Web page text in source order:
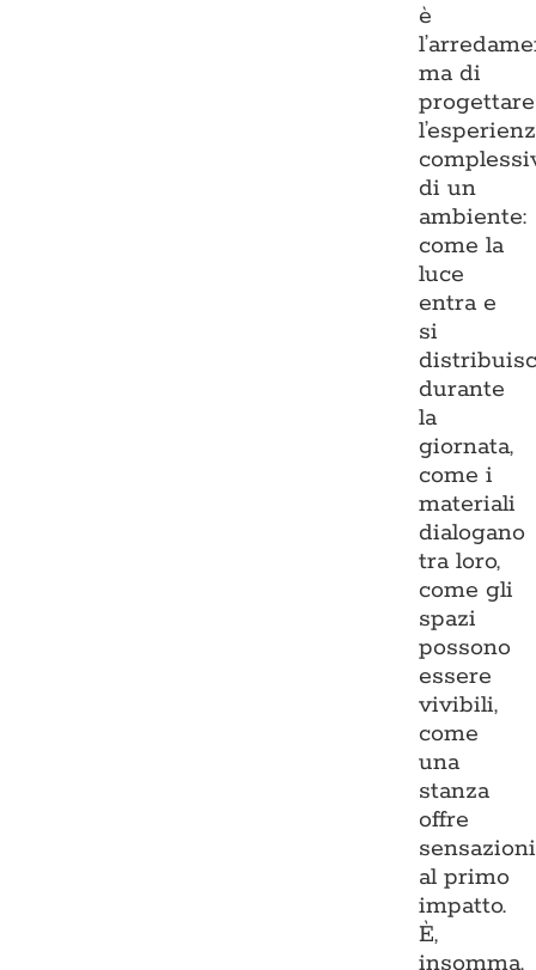
è
ma di
progettare
di un
ambiente:
come la
luce
entra e
si
durante
la
giornata,
come i
materiali
dialogano
tra loro,
come gli
spazi
possono
essere
vivibili,
come
una
stanza
offre
sensazioni
al primo
impatto.
È,
insomma,